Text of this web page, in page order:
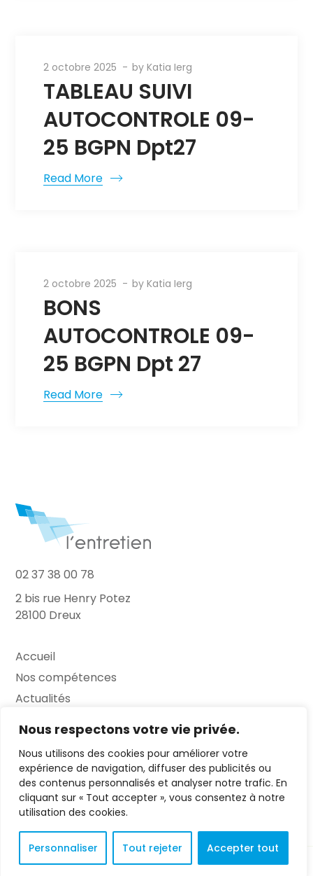
Nous respectons votre vie privée.
Nous utilisons des cookies pour améliorer votre
expérience de navigation, diffuser des publicités ou
des contenus personnalisés et analyser notre trafic. En
cliquant sur « Tout accepter », vous consentez à notre
utilisation des cookies.
Personnaliser Tout rejeter Accepter tout
2 octobre 2025 byKatia Ierg
TABLEAU SUIVI
AUTOCONTROLE 09-
25 BGPN Dpt27
Read More
2 octobre 2025 byKatia Ierg
BONS
AUTOCONTROLE 09-
25 BGPN Dpt 27
Read More
02 37 38 00 78
2 bis rue Henry Potez
28100 Dreux
Accueil
Nos compétences
Actualités
Contact
FAQ
Mentions légales
© 2023 L'Entretien